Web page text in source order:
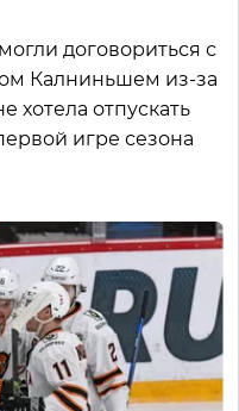
договориться с
Калниньшем из-за
хотела отпускать
игре сезона